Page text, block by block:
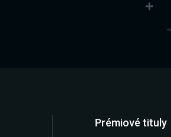
Prémiové tituly